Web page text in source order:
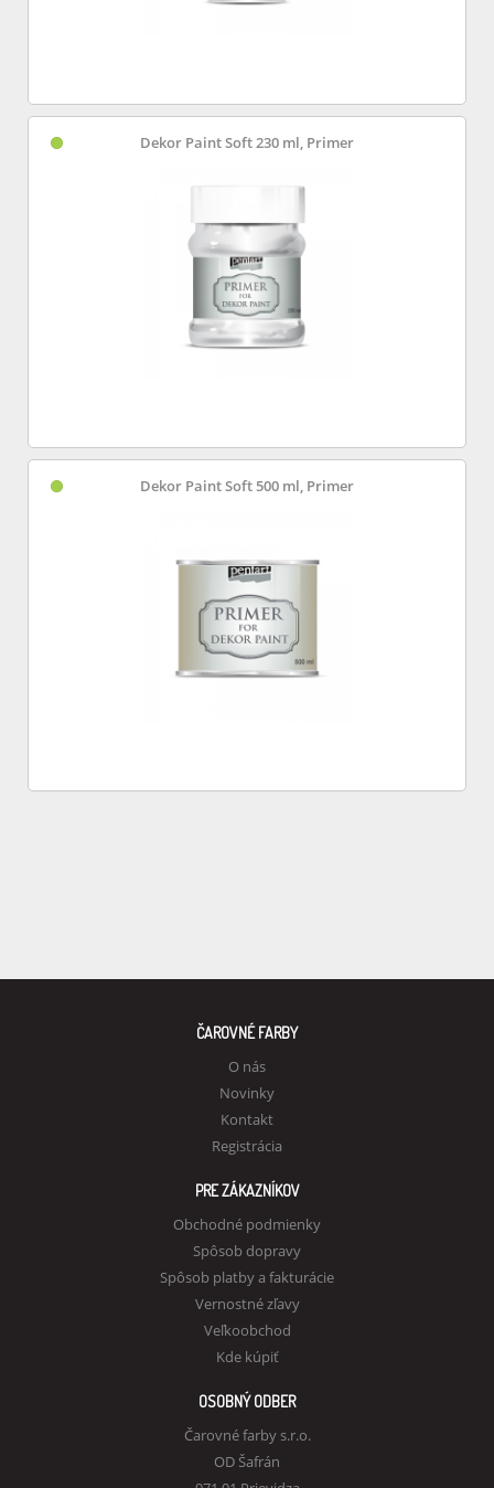
Dekor Paint Soft 230 ml, Primer
Dekor Paint Soft 500 ml, Primer
ČAROVNÉ FARBY
O nás
Novinky
Kontakt
Registrácia
PRE ZÁKAZNÍKOV
Obchodné podmienky
Spôsob dopravy
Spôsob platby a fakturácie
Vernostné zľavy
Veľkoobchod
Kde kúpiť
OSOBNÝ ODBER
Čarovné farby s.r.o.
OD Šafrán